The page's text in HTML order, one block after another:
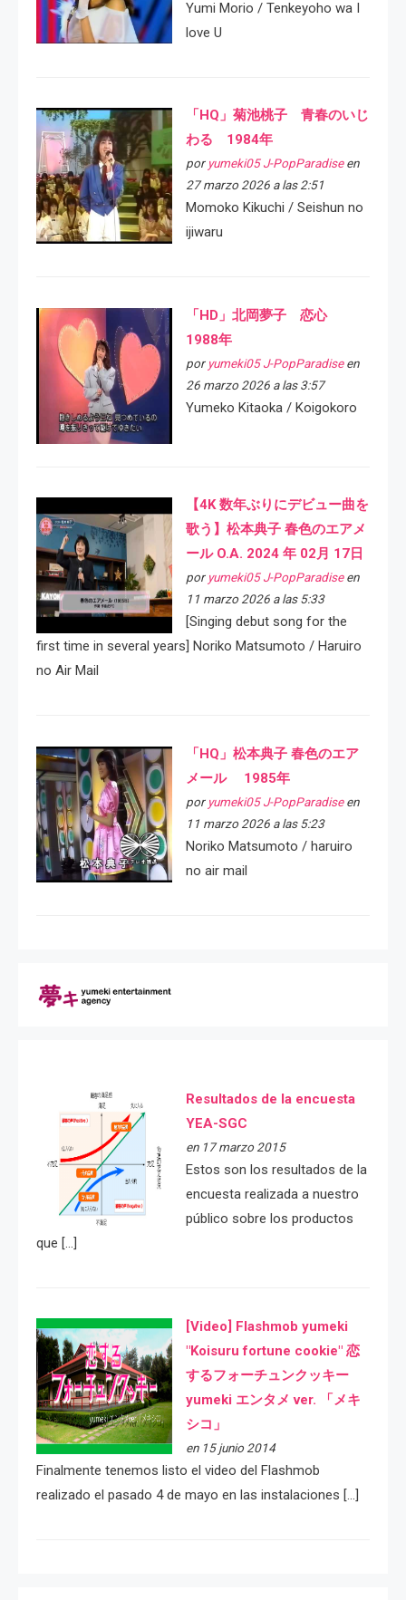
Yumi Morio / Tenkeyoho wa I
love U
「HQ」菊池桃子 青春のいじ
わる 1984年
por yumeki05 J-PopParadiseen
27 marzo 2026 a las 2:51
Momoko Kikuchi / Seishun no
ijiwaru
「HD」北岡夢子 恋心
1988年
por yumeki05 J-PopParadiseen
26 marzo 2026 a las 3:57
Yumeko Kitaoka / Koigokoro
【4K 数年ぶりにデビュー曲を
歌う】松本典子 春色のエアメ
ール O.A. 2024 年 02月 17日
por yumeki05 J-PopParadiseen
11 marzo 2026 a las 5:33
[Singing debut song for the
first time in several years] Noriko Matsumoto / Haruiro
no Air Mail
「HQ」松本典子 春色のエア
メール 1985年
por yumeki05 J-PopParadiseen
11 marzo 2026 a las 5:23
Noriko Matsumoto / haruiro
no air mail
Resultados de la encuesta
YEA-SGC
en 17 marzo 2015
Estos son los resultados de la
encuesta realizada a nuestro
público sobre los productos
que […]
[Video] Flashmob yumeki
"Koisuru fortune cookie" 恋
するフォーチュンクッキー
yumeki エンタメ ver. 「メキ
シコ」
en 15 junio 2014
Finalmente tenemos listo el video del Flashmob
realizado el pasado 4 de mayo en las instalaciones […]